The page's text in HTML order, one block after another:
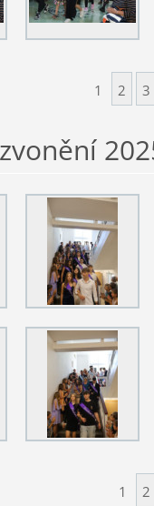
1 2 3
1 2